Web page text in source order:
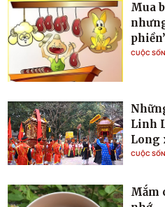
Mua
CUỘC
Linh
Long
CUỘC
Mắm